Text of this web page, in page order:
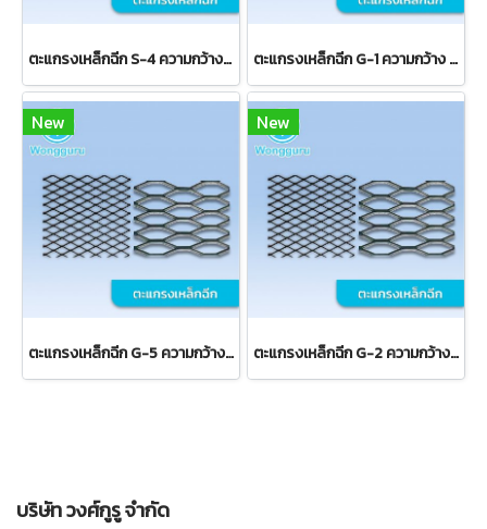
ตะแกรงเหล็กฉีก S-4 ความกว้าง 33 มม. ตะแกรงเหล็กฉีก G-1 ความกว้าง 23 มม.
New
ตะแกรงเหล็กฉีก G-5 ความกว้าง 9 มม.
New
ตะแกรงเหล็กฉีก G-2 ความกว้าง 23 มม.
บริษัท วงศ์กูรู จำกัด